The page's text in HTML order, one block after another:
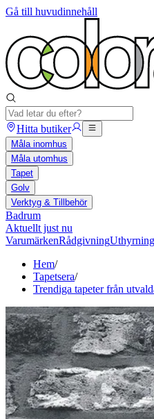
Gå till huvudinnehåll
Hitta butiker
Måla inomhus
Måla utomhus
Tapet
Golv
Verktyg & Tillbehör
Badrum
Aktuellt just nu
VarumärkenRådgivningUthyrning
Hem/
Tapetsera/
Trendiga tapeter från